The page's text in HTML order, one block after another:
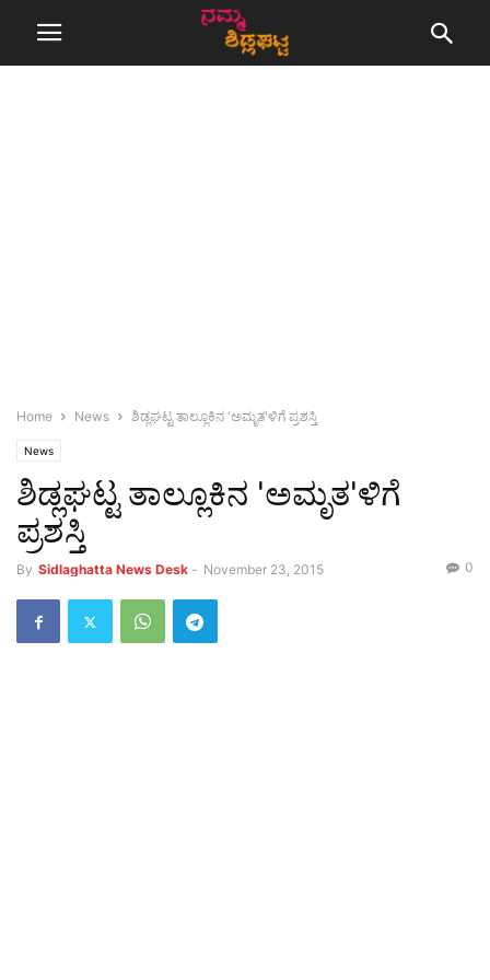
Home News ಶಿಡ್ಲಘಟ್ಟ ತಾಲ್ಲೂಕಿನ 'ಅಮೃತ'ಳಿಗೆ ಪ್ರಶಸ್ತಿ
News
ಶಿಡ್ಲಘಟ್ಟ ತಾಲ್ಲೂಕಿನ 'ಅಮೃತ'ಳಿಗೆ
ಪ್ರಶಸ್ತಿ
By Sidlaghatta News Desk - November 23, 2015 0